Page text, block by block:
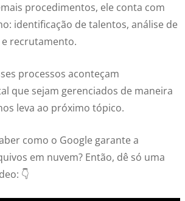
procedimentos, ele conta com
identificação de talentos, análise de
recrutamento.
processos aconteçam
que sejam gerenciados de maneira
leva ao próximo tópico.
como o Google garante a
em nuvem? Então, dê só uma
👇